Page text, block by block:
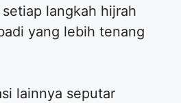
langkah hijrah
yang lebih tenang
lainnya seputar